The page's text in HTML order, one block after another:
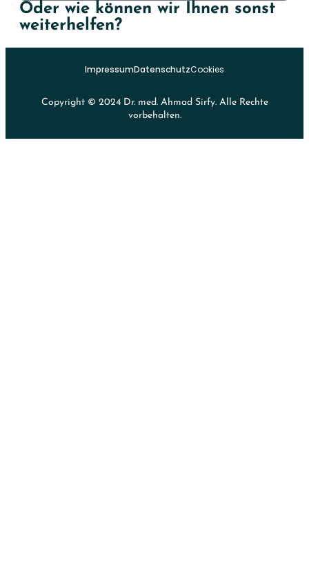
Oder wie können wir Ihnen sonst
weiterhelfen?
ImpressumDatenschutzCookies
Copyright © 2024 Dr. med. Ahmad Sirfy. Alle Rechte
vorbehalten.